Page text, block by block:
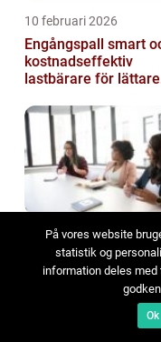
10 februari 2026
Engångspall smart och
kostnadseffektiv
lastbärare för lättare
04 februari 2026
Konferens Värmdö -
skärgårdsmiljö som
möten mer
På vores website
statistik og
information deles
Ok